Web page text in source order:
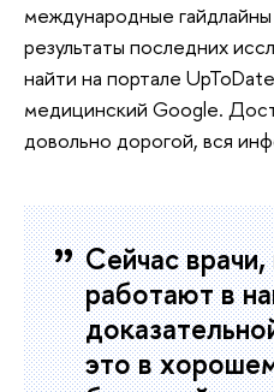
международные гайдлайны
результаты последних
найти на портале
медицинский Google.
довольно дорогой, вся
Сейчас
работают в
это в